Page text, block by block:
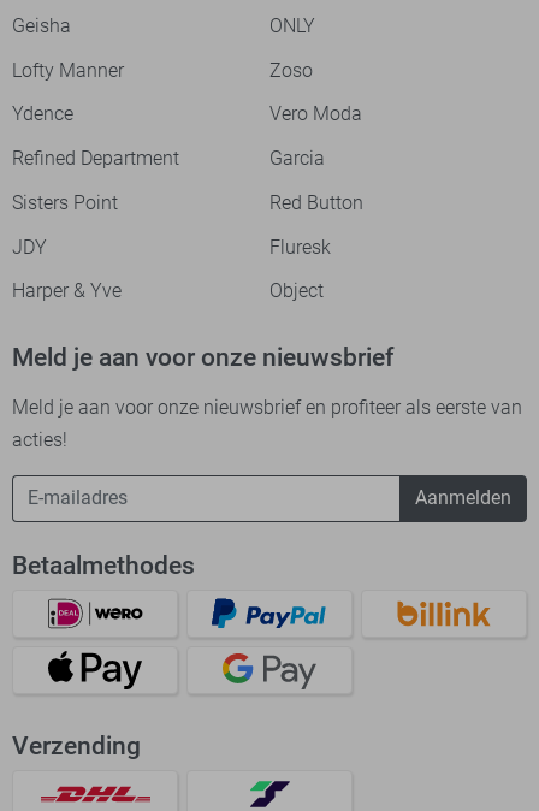
Geisha
ONLY
Lofty Manner
Zoso
Ydence
Vero Moda
Refined Department
Garcia
Sisters Point
Red Button
JDY
Fluresk
Harper & Yve
Object
Meld je aan voor onze nieuwsbrief
Meld je aan voor onze nieuwsbrief en profiteer als eerste van
acties!
Aanmelden
Betaalmethodes
Verzending